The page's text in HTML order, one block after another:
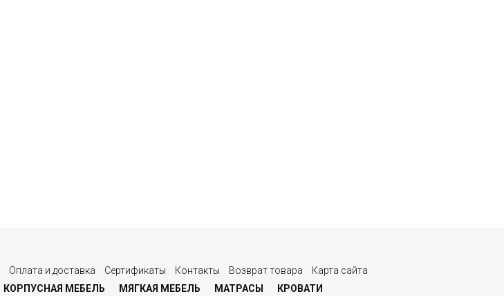
Оплата и доставка Сертификаты Контакты Возврат товара
Карта сайта
КОРПУСНАЯ МЕБЕЛЬ МЯГКАЯ МЕБЕЛЬ МАТРАСЫ КРОВАТИ